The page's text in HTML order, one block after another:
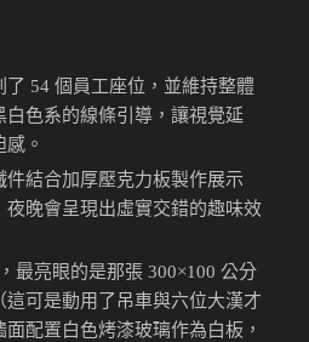
54 個員工座位，並維持整體
白色系的線條引導，讓視覺延
。
結合加厚壓克力板製作展示
晚會呈現出虛實交錯的趣味效
最亮眼的是那張 300×100 公分
可是動用了吊車與六位大漢才
配置白色烤漆玻璃作為白板，